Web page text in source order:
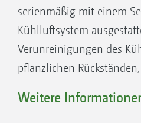
serienmäßig mit einem
Kühlluftsystem
Verunreinigungen des
pflanzlichen
Weitere